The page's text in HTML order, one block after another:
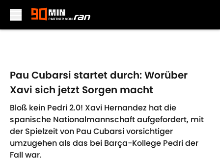
Pau Cubarsi startet durch: Worüber
Xavi sich jetzt Sorgen macht
Bloß kein Pedri 2.0! Xavi Hernandez hat die
spanische Nationalmannschaft aufgefordert, mit
der Spielzeit von Pau Cubarsi vorsichtiger
umzugehen als das bei Barça-Kollege Pedri der
Fall war.